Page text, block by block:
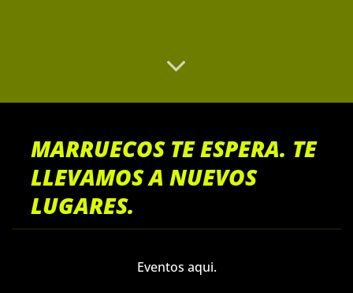
MARRUECOS TE ESPERA. TE
LLEVAMOS A NUEVOS
LUGARES.
Eventos aqui.